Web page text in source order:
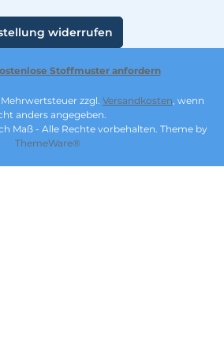
widerrufen
Stoffmuster anfordern
zzgl. Versandkosten, wenn
anders angegeben.
Maß - Alle Rechte vorbehalten. Theme by
ThemeWare®